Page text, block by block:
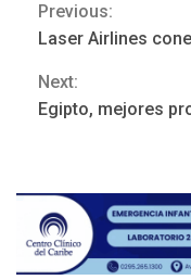
Continue
Reading
Previous:
Laser Airlines
Next:
Egipto, mejores